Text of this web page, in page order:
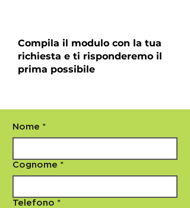
Compila il modulo con la tua
richiesta e ti risponderemo il
prima possibile
Nome *
Cognome *
Telefono *